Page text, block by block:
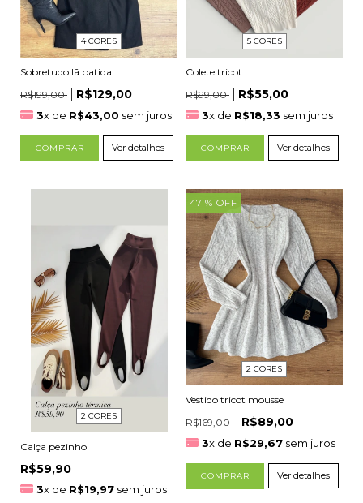
4 CORES
Sobretudo lã batida
R$199,00
R$129,00
3x de R$43,00 sem juros
COMPRAR Ver detalhes
5 CORES
Colete tricot
R$99,00
R$55,00
3x de R$18,33 sem juros
COMPRAR Ver detalhes
2 CORES
Calça pezinho
R$59,90
3x de R$19,97 sem juros
47 % OFF
2 CORES
Vestido tricot mousse
R$169,00
R$89,00
3x de R$29,67 sem juros
COMPRAR Ver detalhes